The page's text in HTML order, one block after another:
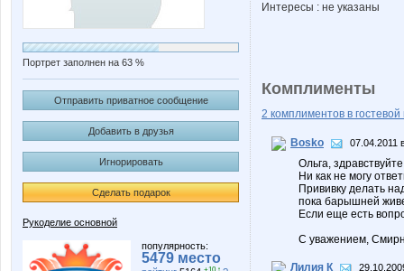
Портрет заполнен на 63 %
Отправить приватное сообщение
Добавить в друзья
Игнорировать
Сделать подарок
Рукоделие основной
популярность:
5479 место
Интересы : не указаны
Комплименты
2 комплиментов в гостевой
Bosko 07.04.2011
Ольга,
Ни как не могу
Прививку делать
пока барышней
Если еще есть
С уважением,
Лилия К